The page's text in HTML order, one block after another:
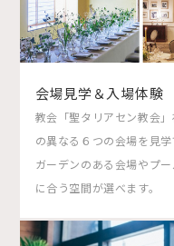
会場見学＆入場体験
教会「聖タリアセン教会
の異なる６つの会場を見
ガーデンのある会場やプ
に合う空間が選べます。